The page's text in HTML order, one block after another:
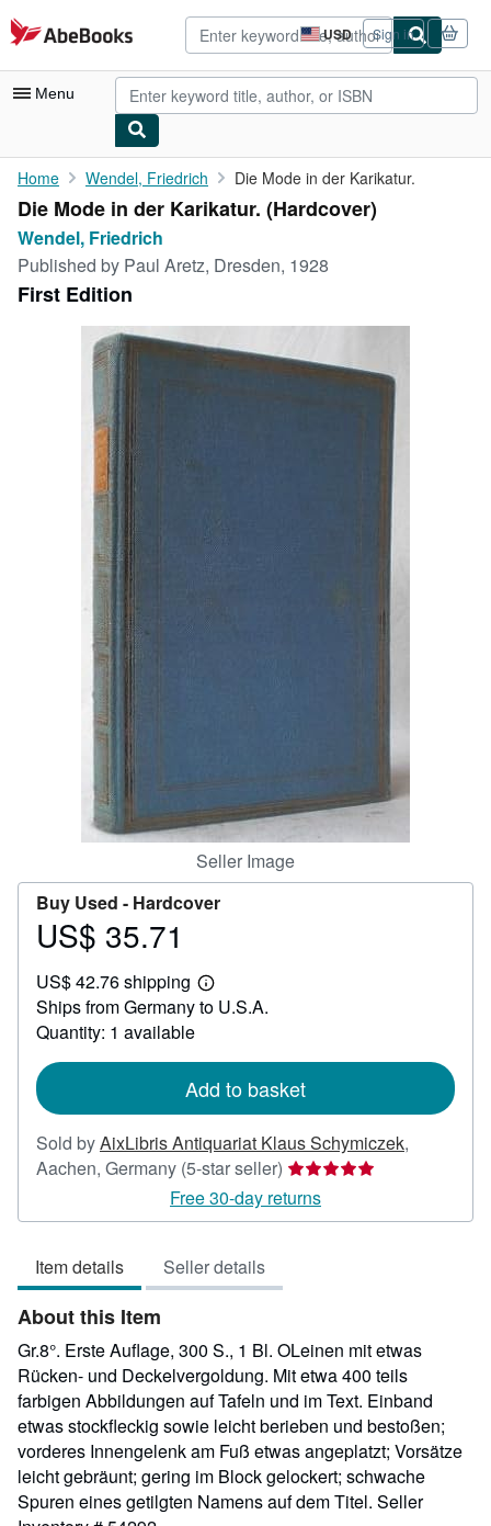
Skip to main content
AbeBooks.com USD
Site
shopping
preferences
Sign in
Menu
My Account
My Purchases
Advanced Search
Browse Collections
Rare Books
Art & Collectibles
Start Selling
Home Wendel, Friedrich Die Mode in der Karikatur.
Die Mode in der Karikatur. (Hardcover)
Wendel, Friedrich
Published by Paul Aretz, Dresden, 1928
First Edition
Seller Image
Buy Used - Hardcover
Price
35.71
US$ 35.71
US$ 42.76 shipping
Learn
more
Ships from Germany to U.S.A.
Quantity: 1 available
Add to basket
Sold byAixLibris Antiquariat Klaus Schymiczek,
Aachen, Germany (5-star seller) Seller
rating
5
Free 30-day returns
Item details Seller details
About this Item
Gr.8°. Erste Auflage, 300 S., 1 Bl. OLeinen mit etwas
Rücken- und Deckelvergoldung. Mit etwa 400 teils
farbigen Abbildungen auf Tafeln und im Text. Einband
etwas stockfleckig sowie leicht berieben und bestoßen;
vorderes Innengelenk am Fuß etwas angeplatzt; Vorsätze
leicht gebräunt; gering im Block gelockert; schwache
Spuren eines getilgten Namens auf dem Titel. Seller